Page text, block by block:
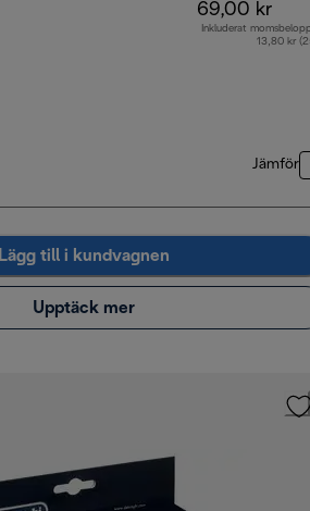
69,00 kr
Inkluderat
13,80 kr
Jämför
Lägg till i kundvagnen
Upptäck mer